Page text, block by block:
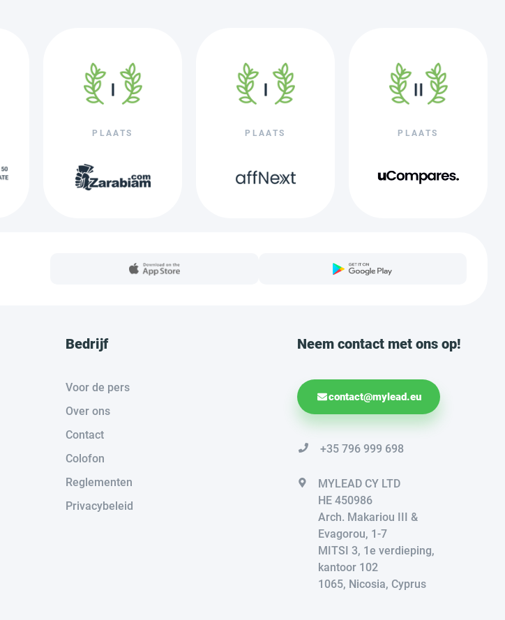
PLAATS PLAATS PLAATS
Bedrijf
Voor de pers
Over ons
Contact
Colofon
Reglementen
Privacybeleid
Neem contact met ons op!
contact@mylead.eu
+35 796 999 698
MYLEAD CY LTD
HE 450986
Arch. Makariou III &
Evagorou, 1-7
MITSI 3, 1e verdieping,
kantoor 102
1065, Nicosia, Cyprus